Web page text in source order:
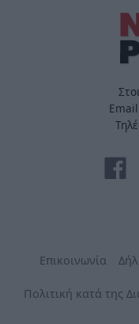
Επικοινωνία
Πολιτική κατά της